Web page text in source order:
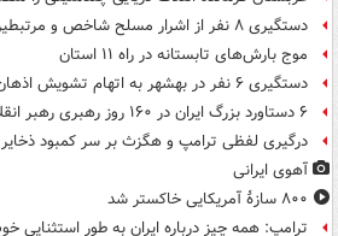
دستگیری ۸ نفر از اشرار مسلح شاخص و مرتبطین گروهک های تروریستی
موج بارش‌های تابستانه در راه ۱۱ استان
دستگیری ۶ نفر در بهشهر به اتهام تشویش اذهان عمومی
۶ دستاورد بزرگ ایران در ۱۶۰ روز رهبری رهبر انقلاب
درگیری لفظی ترامپ و هگزث بر سر کمبود
آهوی ایرانی
۸۰۰ سازۀ آمریکایی خاکستر شد
ترامپ: همه چیز درباره ایران به طور